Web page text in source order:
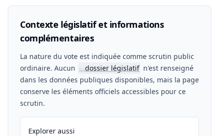
Contexte législatif et informations
complémentaires
La nature du vote est indiquée comme scrutin public
ordinaire. Aucun
📖dossier législatif n'est renseigné
dans les données publiques disponibles, mais la page
conserve les éléments officiels accessibles pour ce
scrutin.
Explorer aussi